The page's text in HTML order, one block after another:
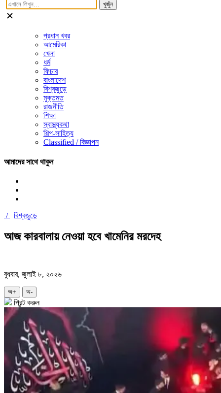
খুজুঁন
প্রধান খবর
আমেরিকা
খেলা
ধর্ম
ফিচার
বাংলাদেশ
বিশ্বজুড়ে
মুক্তমত
রাজনীতি
শিক্ষা
স্বাস্থ্যকথা
শিল্প-সাহিত্য
Classified / বিজ্ঞাপন
আমাদের সাথে থাকুন
/ বিশ্বজুড়ে
আজ কারবালায় নেওয়া হবে খামেনির মরদেহ
বুধবার, জুলাই ৮, ২০২৬
অ+ অ-
প্রিন্ট করুন